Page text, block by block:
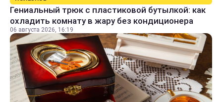
Гениальный трюк с пластиковой бутылкой: как
охладить комнату в жару без кондиционера
06 августа 2026, 16:19